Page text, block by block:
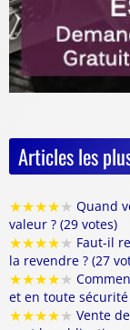
Articles les
★★★★★ Quand
valeur ? (29 votes)
★★★★★ Faut-il
la revendre ? (27
★★★★★
et en toute sécurité
★★★★★ Vente